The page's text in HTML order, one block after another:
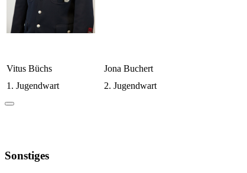
Vitus Büchs
Jona Buchert
1. Jugendwart
2. Jugendwart
Sonstiges